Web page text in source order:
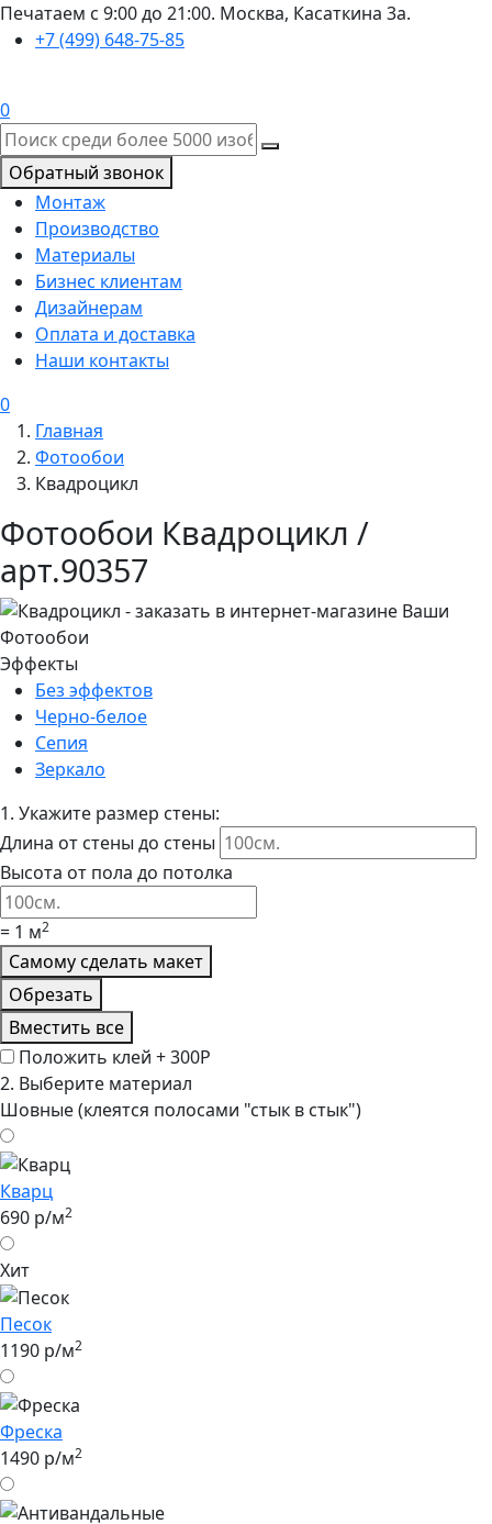
Печатаем с 9:00 до 21:00. Москва, Касаткина 3а.
+7 (499) 648-75-85
0
Обратный звонок
Монтаж
Производство
Материалы
Бизнес клиентам
Дизайнерам
Оплата и доставка
Наши контакты
0
Главная
Фотообои
Квадроцикл
Фотообои Квадроцикл /
арт.90357
Эффекты
Без эффектов
Черно-белое
Сепия
Зеркало
1. Укажите размер стены:
Длина от стены до стены
Высота от пола до потолка
= 1 м2
Самому сделать макет
Обрезать
Вместить все
Положить клей +300Р
2. Выберите материал
Шовные (клеятся полосами "стык в стык")
Кварц
690 р/м2
Хит
Песок
1190 р/м2
Фреска
1490 р/м2